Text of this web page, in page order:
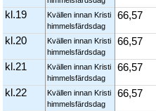
kl.19
Kvällen innan Kristi
himmelsfärdsdag
66,57
kl.20
Kvällen innan Kristi
himmelsfärdsdag
66,57
kl.21
Kvällen innan Kristi
himmelsfärdsdag
66,57
kl.22
Kvällen innan Kristi
himmelsfärdsdag
66,57